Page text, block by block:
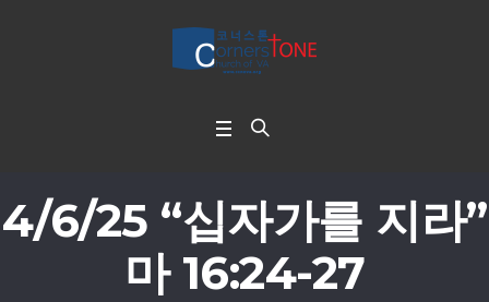
4/6/25 “십자가를 지라”
마 16:24-27